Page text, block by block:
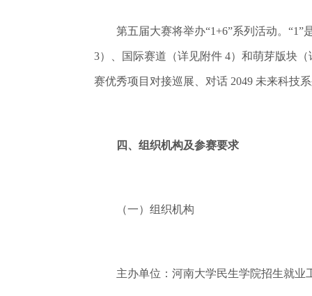
第五届大赛将举办“1+6”系列活动。“1”
3）、国际赛道（详见附件 4）和萌芽版块
赛优秀项目对接巡展、对话 2049 未来科技
四、组织机构及参赛要求
（一）组织机构
主办单位：河南大学民生学院招生就业